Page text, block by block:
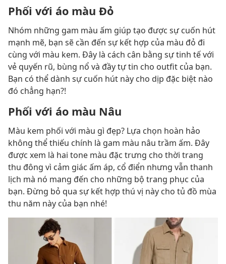
Phối với áo màu Đỏ
Nhóm những gam màu ấm giúp tạo được sự cuốn hút
mạnh mẽ, bạn sẽ cần đến sự kết hợp của màu đỏ đi
cùng với màu kem. Đây là cách cân bằng sự tinh tế với
vẻ quyến rũ, bùng nổ và đầy tự tin cho outfit của bạn.
Bạn có thể dành sự cuốn hút này cho dịp đặc biệt nào
đó chẳng hạn?!
Phối với áo màu Nâu
Màu kem phối với màu gì đẹp? Lựa chọn hoàn hảo
không thể thiếu chính là gam màu nâu trầm ấm. Đây
được xem là hai tone màu đặc trưng cho thời trang
thu đông vì cảm giác ấm áp, cổ điển nhưng vẫn thanh
lịch mà nó mang đến cho những bộ trang phục của
bạn. Đừng bỏ qua sự kết hợp thú vị này cho tủ đồ mùa
thu năm này của bạn nhé!